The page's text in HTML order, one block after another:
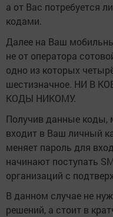
а от Вас потребуется
кодами.
Далее на Ваш
не от оператора
одно из которых
шестизначное. НИ В
КОДЫ НИКОМУ.
Получив данные коды,
входит в Ваш личный
меняет пароль для
начинают поступать
организаций с
В данном случае не
решений, а стоит в